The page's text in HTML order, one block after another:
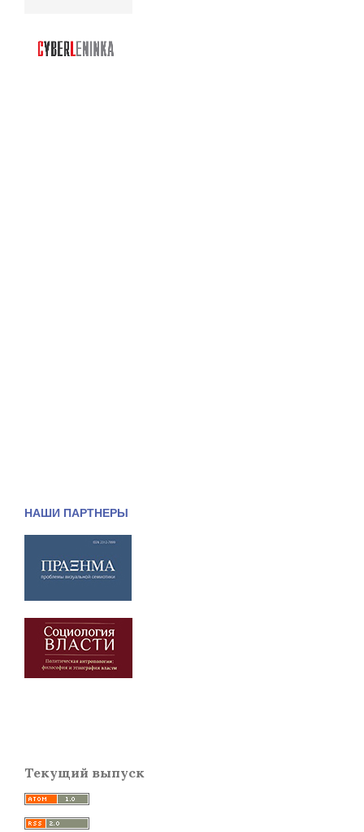
НАШИ ПАРТНЕРЫ
Текущий выпуск